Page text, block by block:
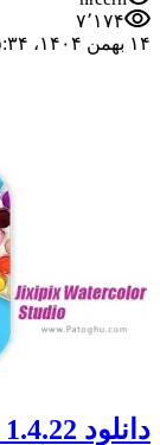
۷٬۱۷۴
۱۴ بهمن ۱۴۰۴،‏ ۱۵:۳۴